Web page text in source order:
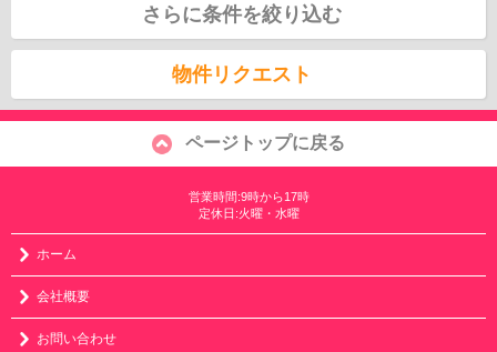
さらに条件を絞り込む
物件リクエスト
ページトップに戻る
営業時間:9時から17時
定休日:火曜・水曜
ホーム
会社概要
お問い合わせ